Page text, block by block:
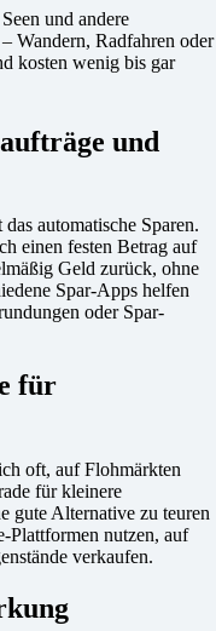
und andere
Wandern, Radfahren oder
kosten wenig bis gar
und
automatische Sparen.
einen festen Betrag auf
Geld zurück, ohne
Spar-Apps helfen
oder Spar-
für
oft, auf Flohmärkten
für kleinere
gute Alternative zu teuren
Plattformen nutzen, auf
verkaufen.